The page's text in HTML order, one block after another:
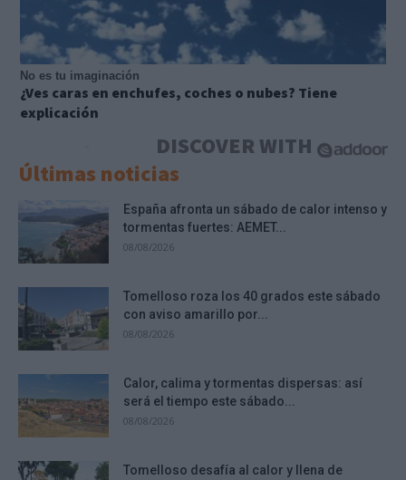
No es tu imaginación
¿Ves caras en enchufes, coches o nubes? Tiene
explicación
DISCOVER WITH
Últimas noticias
España afronta un sábado de calor intenso y
tormentas fuertes: AEMET...
08/08/2026
Tomelloso roza los 40 grados este sábado
con aviso amarillo por...
08/08/2026
Calor, calima y tormentas dispersas: así
será el tiempo este sábado...
08/08/2026
Tomelloso desafía al calor y llena de